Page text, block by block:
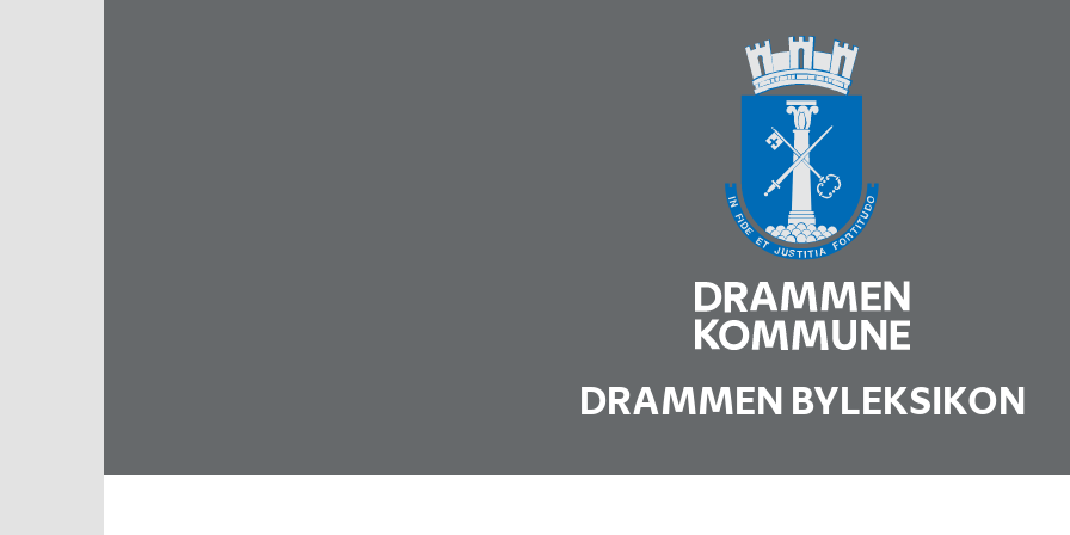
DRAMMEN BYLEKSIKON